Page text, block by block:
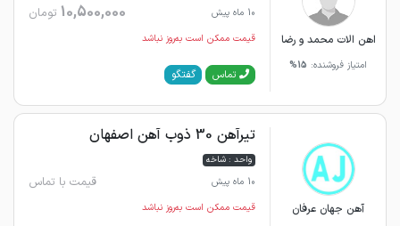
اهن الات محمد و رضا
امتیاز فروشنده: 15%
10 ماه پیش
10,500,000 تومان
قیمت ممکن است به‌روز نباشد
تماس گفتگو
آهن جهان عرفان
تیرآهن 30 ذوب آهن اصفهان
واحد : شاخه
10 ماه پیش
قیمت با تماس
قیمت ممکن است به‌روز نباشد